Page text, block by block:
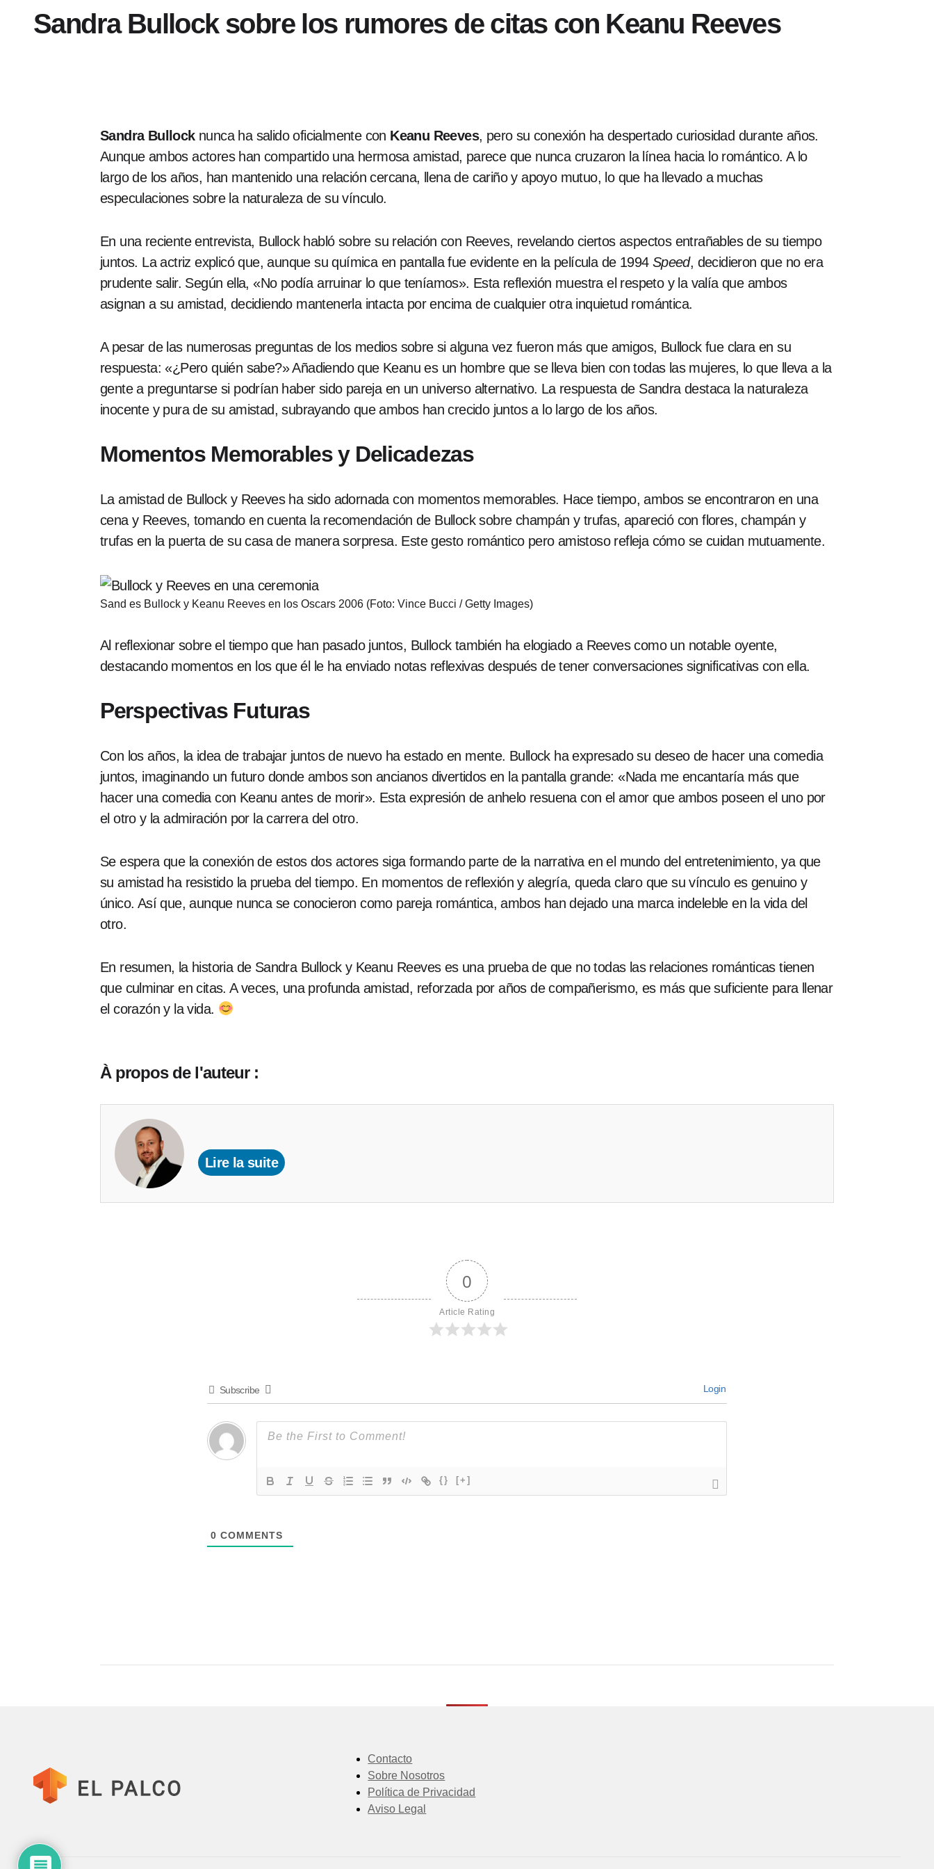
Sandra Bullock sobre los rumores de citas con Keanu Reeves
Sandra Bullocknunca ha salido oficialmente con Keanu Reeves, pero su conexión ha despertado curiosidad durante años.
Aunque ambos actores han compartido una hermosa amistad, parece que nunca cruzaron la línea hacia lo romántico. A lo
largo de los años, han mantenido una relación cercana, llena de cariño y apoyo mutuo, lo que ha llevado a muchas
especulaciones sobre la naturaleza de su vínculo.
En una reciente entrevista, Bullock habló sobre su relación con Reeves, revelando ciertos aspectos entrañables de su tiempo
juntos. La actriz explicó que, aunque su química en pantalla fue evidente en la película de 1994 Speed, decidieron que no era
prudente salir. Según ella, «No podía arruinar lo que teníamos». Esta reflexión muestra el respeto y la valía que ambos
asignan a su amistad, decidiendo mantenerla intacta por encima de cualquier otra inquietud romántica.
A pesar de las numerosas preguntas de los medios sobre si alguna vez fueron más que amigos, Bullock fue clara en su
respuesta: «¿Pero quién sabe?» Añadiendo que Keanu es un hombre que se lleva bien con todas las mujeres, lo que lleva a la
gente a preguntarse si podrían haber sido pareja en un universo alternativo. La respuesta de Sandra destaca la naturaleza
inocente y pura de su amistad, subrayando que ambos han crecido juntos a lo largo de los años.
Momentos Memorables y Delicadezas
La amistad de Bullock y Reeves ha sido adornada con momentos memorables. Hace tiempo, ambos se encontraron en una
cena y Reeves, tomando en cuenta la recomendación de Bullock sobre champán y trufas, apareció con flores, champán y
trufas en la puerta de su casa de manera sorpresa. Este gesto romántico pero amistoso refleja cómo se cuidan mutuamente.
Sand es Bullock y Keanu Reeves en los Oscars 2006 (Foto: Vince Bucci / Getty Images)
Al reflexionar sobre el tiempo que han pasado juntos, Bullock también ha elogiado a Reeves como un notable oyente,
destacando momentos en los que él le ha enviado notas reflexivas después de tener conversaciones significativas con ella.
Perspectivas Futuras
Con los años, la idea de trabajar juntos de nuevo ha estado en mente. Bullock ha expresado su deseo de hacer una comedia
juntos, imaginando un futuro donde ambos son ancianos divertidos en la pantalla grande: «Nada me encantaría más que
hacer una comedia con Keanu antes de morir». Esta expresión de anhelo resuena con el amor que ambos poseen el uno por
el otro y la admiración por la carrera del otro.
Se espera que la conexión de estos dos actores siga formando parte de la narrativa en el mundo del entretenimiento, ya que
su amistad ha resistido la prueba del tiempo. En momentos de reflexión y alegría, queda claro que su vínculo es genuino y
único. Así que, aunque nunca se conocieron como pareja romántica, ambos han dejado una marca indeleble en la vida del
otro.
En resumen, la historia de Sandra Bullock y Keanu Reeves es una prueba de que no todas las relaciones románticas tienen
que culminar en citas. A veces, una profunda amistad, reforzada por años de compañerismo, es más que suficiente para llenar
el corazón y la vida.
À propos de l'auteur :
Lire la suite
0
Article Rating
Subscribe Login
{} [+]
0 COMMENTS
Contacto
Sobre Nosotros
Política de Privacidad
Aviso Legal